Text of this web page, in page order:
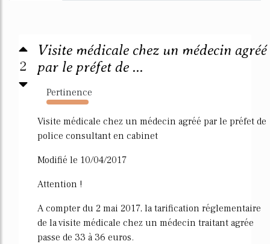
2
Visite médicale chez un médecin agréé
par le préfet de ...
Pertinence
6142%
Visite médicale chez un médecin agréé par le préfet de
police consultant en cabinet
Modifié le 10/04/2017
Attention !
A compter du 2 mai 2017, la tarification réglementaire
de la visite médicale chez un médecin traitant agrée
passe de 33 à 36 euros.